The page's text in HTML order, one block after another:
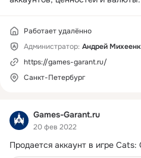
Games-Garant.ru
20 фев 2022
Продается аккаунт в игре
Работает удалённо
Администратор: Андрей
https://games-garant.ru/
Санкт-Петербург